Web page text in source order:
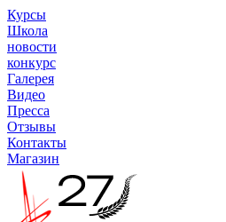
Курсы
Школа
новости
конкурс
Галерея
Видео
Пресса
Отзывы
Контакты
Магазин